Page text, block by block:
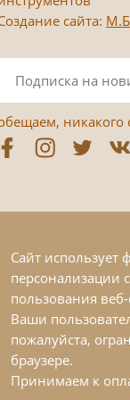
сайта:
никакого
Сайт использует
персонализации
пользования
Ваши
пожалуйста,
браузере.
Принимаем к